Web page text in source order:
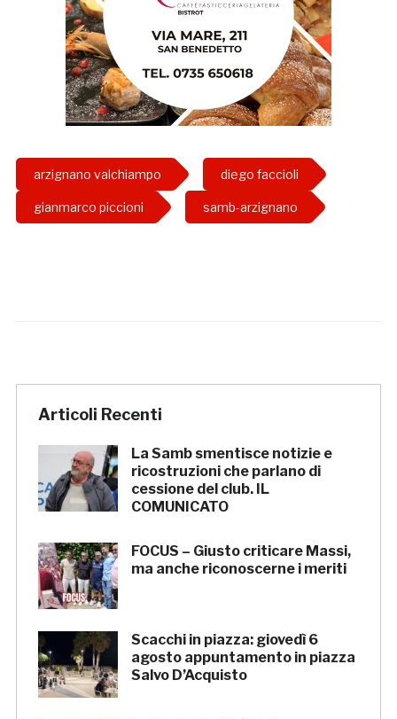
arzignano valchiampo diego faccioli
gianmarco piccioni samb-arzignano
Articoli Recenti
La Samb smentisce notizie e
ricostruzioni che parlano di
cessione del club. IL
COMUNICATO
FOCUS – Giusto criticare Massi,
ma anche riconoscerne i meriti
Scacchi in piazza: giovedì 6
agosto appuntamento in piazza
Salvo D’Acquisto